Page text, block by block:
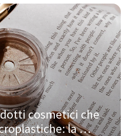
cosmetici che
la